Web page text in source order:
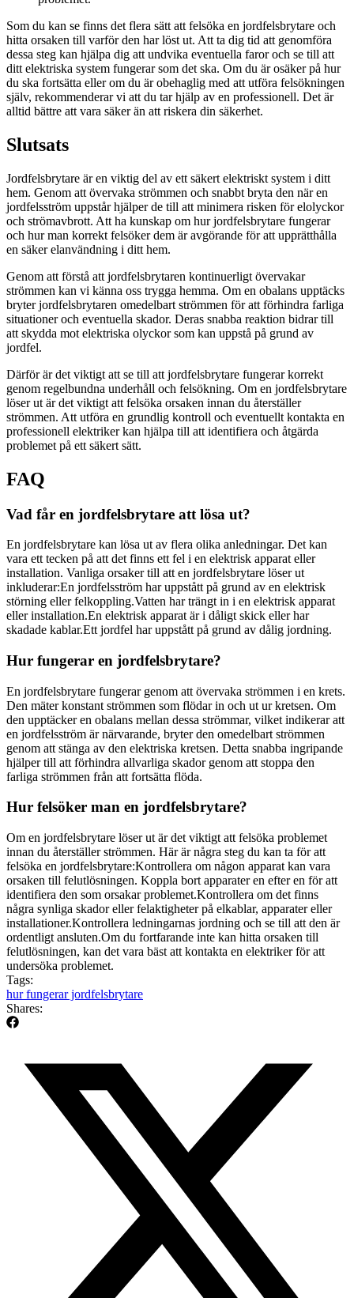
Som du kan se finns det flera sätt att felsöka en jordfelsbrytare och
hitta orsaken till varför den har löst ut. Att ta dig tid att genomföra
dessa steg kan hjälpa dig att undvika eventuella faror och se till att
ditt elektriska system fungerar som det ska. Om du är osäker på hur
du ska fortsätta eller om du är obehaglig med att utföra felsökningen
själv, rekommenderar vi att du tar hjälp av en professionell. Det är
alltid bättre att vara säker än att riskera din säkerhet.
Slutsats
Jordfelsbrytare är en viktig del av ett säkert elektriskt system i ditt
hem. Genom att övervaka strömmen och snabbt bryta den när en
jordfelsström uppstår hjälper de till att minimera risken för elolyckor
och strömavbrott. Att ha kunskap om hur jordfelsbrytare fungerar
och hur man korrekt felsöker dem är avgörande för att upprätthålla
en säker elanvändning i ditt hem.
Genom att förstå att jordfelsbrytaren kontinuerligt övervakar
strömmen kan vi känna oss trygga hemma. Om en obalans upptäcks
bryter jordfelsbrytaren omedelbart strömmen för att förhindra farliga
situationer och eventuella skador. Deras snabba reaktion bidrar till
att skydda mot elektriska olyckor som kan uppstå på grund av
jordfel.
Därför är det viktigt att se till att jordfelsbrytare fungerar korrekt
genom regelbundna underhåll och felsökning. Om en jordfelsbrytare
löser ut är det viktigt att felsöka orsaken innan du återställer
strömmen. Att utföra en grundlig kontroll och eventuellt kontakta en
professionell elektriker kan hjälpa till att identifiera och åtgärda
problemet på ett säkert sätt.
FAQ
Vad får en jordfelsbrytare att lösa ut?
En jordfelsbrytare kan lösa ut av flera olika anledningar. Det kan
vara ett tecken på att det finns ett fel i en elektrisk apparat eller
installation. Vanliga orsaker till att en jordfelsbrytare löser ut
inkluderar:En jordfelsström har uppstått på grund av en elektrisk
störning eller felkoppling.Vatten har trängt in i en elektrisk apparat
eller installation.En elektrisk apparat är i dåligt skick eller har
skadade kablar.Ett jordfel har uppstått på grund av dålig jordning.
Hur fungerar en jordfelsbrytare?
En jordfelsbrytare fungerar genom att övervaka strömmen i en krets.
Den mäter konstant strömmen som flödar in och ut ur kretsen. Om
den upptäcker en obalans mellan dessa strömmar, vilket indikerar att
en jordfelsström är närvarande, bryter den omedelbart strömmen
genom att stänga av den elektriska kretsen. Detta snabba ingripande
hjälper till att förhindra allvarliga skador genom att stoppa den
farliga strömmen från att fortsätta flöda.
Hur felsöker man en jordfelsbrytare?
Om en jordfelsbrytare löser ut är det viktigt att felsöka problemet
innan du återställer strömmen. Här är några steg du kan ta för att
felsöka en jordfelsbrytare:Kontrollera om någon apparat kan vara
orsaken till felutlösningen. Koppla bort apparater en efter en för att
identifiera den som orsakar problemet.Kontrollera om det finns
några synliga skador eller felaktigheter på elkablar, apparater eller
installationer.Kontrollera ledningarnas jordning och se till att den är
ordentligt ansluten.Om du fortfarande inte kan hitta orsaken till
felutlösningen, kan det vara bäst att kontakta en elektriker för att
undersöka problemet.
Tags:
hur fungerar jordfelsbrytare
Shares: